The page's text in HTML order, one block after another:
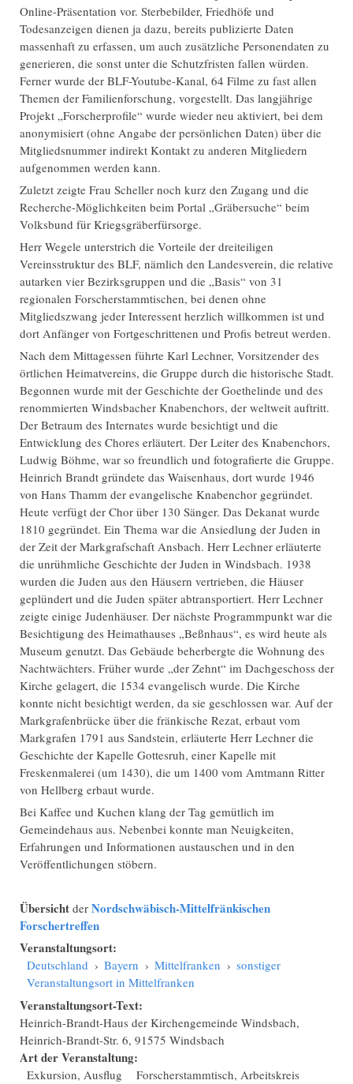
Online-Präsentation vor. Sterbebilder, Friedhöfe und
Todesanzeigen dienen ja dazu, bereits publizierte Daten
massenhaft zu erfassen, um auch zusätzliche Personendaten zu
generieren, die sonst unter die Schutzfristen fallen würden.
Ferner wurde der BLF-Youtube-Kanal, 64 Filme zu fast allen
Themen der Familienforschung, vorgestellt. Das langjährige
Projekt „Forscherprofile“ wurde wieder neu aktiviert, bei dem
anonymisiert (ohne Angabe der persönlichen Daten) über die
Mitgliedsnummer indirekt Kontakt zu anderen Mitgliedern
aufgenommen werden kann.
Zuletzt zeigte Frau Scheller noch kurz den Zugang und die
Recherche-Möglichkeiten beim Portal „Gräbersuche“ beim
Volksbund für Kriegsgräberfürsorge.
Herr Wegele unterstrich die Vorteile der dreiteiligen
Vereinsstruktur des BLF, nämlich den Landesverein, die relative
autarken vier Bezirksgruppen und die „Basis“ von 31
regionalen Forscherstammtischen, bei denen ohne
Mitgliedszwang jeder Interessent herzlich willkommen ist und
dort Anfänger von Fortgeschrittenen und Profis betreut werden.
Nach dem Mittagessen führte Karl Lechner, Vorsitzender des
örtlichen Heimatvereins, die Gruppe durch die historische Stadt.
Begonnen wurde mit der Geschichte der Goethelinde und des
renommierten Windsbacher Knabenchors, der weltweit auftritt.
Der Betraum des Internates wurde besichtigt und die
Entwicklung des Chores erläutert. Der Leiter des Knabenchors,
Ludwig Böhme, war so freundlich und fotografierte die Gruppe.
Heinrich Brandt gründete das Waisenhaus, dort wurde 1946
von Hans Thamm der evangelische Knabenchor gegründet.
Heute verfügt der Chor über 130 Sänger. Das Dekanat wurde
1810 gegründet. Ein Thema war die Ansiedlung der Juden in
der Zeit der Markgrafschaft Ansbach. Herr Lechner erläuterte
die unrühmliche Geschichte der Juden in Windsbach. 1938
wurden die Juden aus den Häusern vertrieben, die Häuser
geplündert und die Juden später abtransportiert. Herr Lechner
zeigte einige Judenhäuser. Der nächste Programmpunkt war die
Besichtigung des Heimathauses „Beßnhaus“, es wird heute als
Museum genutzt. Das Gebäude beherbergte die Wohnung des
Nachtwächters. Früher wurde „der Zehnt“ im Dachgeschoss der
Kirche gelagert, die 1534 evangelisch wurde. Die Kirche
konnte nicht besichtigt werden, da sie geschlossen war. Auf der
Markgrafenbrücke über die fränkische Rezat, erbaut vom
Markgrafen 1791 aus Sandstein, erläuterte Herr Lechner die
Geschichte der Kapelle Gottesruh, einer Kapelle mit
Freskenmalerei (um 1430), die um 1400 vom Amtmann Ritter
von Hellberg erbaut wurde.
Bei Kaffee und Kuchen klang der Tag gemütlich im
Gemeindehaus aus. Nebenbei konnte man Neuigkeiten,
Erfahrungen und Informationen austauschen und in den
Veröffentlichungen stöbern.
Übersicht der Nordschwäbisch-Mittelfränkischen
Forschertreffen
Veranstaltungsort:
Deutschland › Bayern › Mittelfranken › sonstiger
Veranstaltungsort in Mittelfranken
Veranstaltungsort-Text:
Heinrich-Brandt-Haus der Kirchengemeinde Windsbach,
Heinrich-Brandt-Str. 6, 91575 Windsbach
Art der Veranstaltung:
Exkursion, Ausflug Forscherstammtisch, Arbeitskreis